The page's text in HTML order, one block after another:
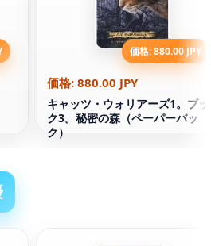
価格: 880.00 JPY
価格: 880.00 JPY
キャッツ・ウォリアーズ1。ブッ
ク3。秘密の森（ペーパーバッ
ク）